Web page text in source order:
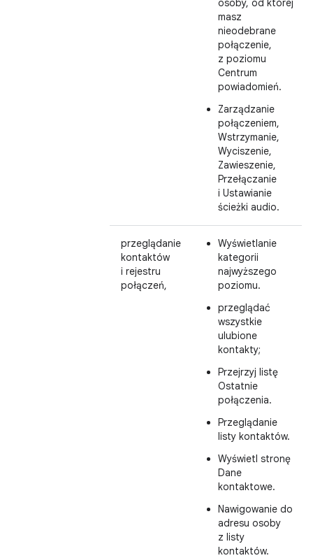
masz
nieodebrane
połączenie,
z poziomu
Centrum
powiadomień.
Zarządzanie
połączeniem,
Wstrzymanie,
Wyciszenie,
Zawieszenie,
Przełączanie
i Ustawianie
ścieżki audio.
przeglądanie
kontaktów
i rejestru
połączeń,
Wyświetlanie
kategorii
najwyższego
poziomu.
przeglądać
wszystkie
ulubione
kontakty;
Przejrzyj listę
Ostatnie
połączenia.
Przeglądanie
listy kontaktów.
Wyświetl stronę
Dane
kontaktowe.
Nawigowanie do
adresu osoby
z listy
kontaktów.